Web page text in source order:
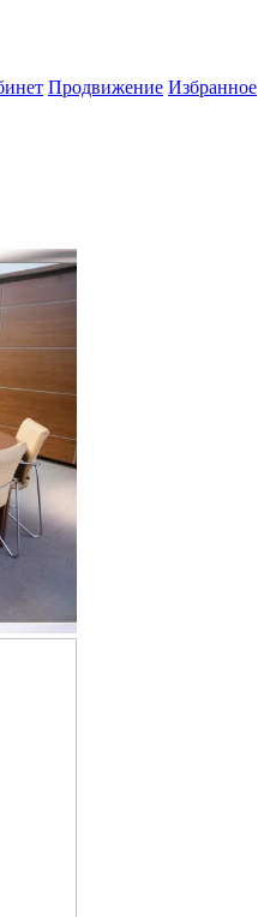
Продвижение Избранное